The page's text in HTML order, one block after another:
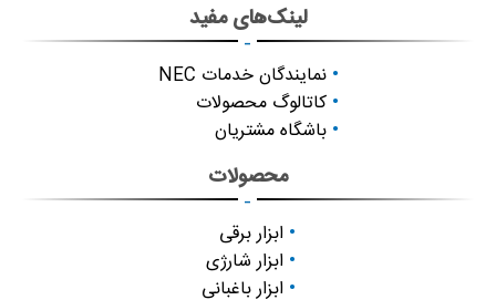
لینک‌های مفید
-
نمایندگان خدمات NEC
کاتالوگ محصولات
باشگاه مشتریان
محصولات
-
ابزار برقی
ابزار شارژی
ابزار باغبانی